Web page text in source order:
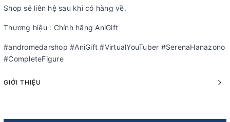
Shop sẽ liên hệ sau khi có hàng về.
Thương hiệu : Chính hãng AniGift
#andromedarshop #AniGift #VirtualYouTuber #SerenaHanazono
#CompleteFigure
GIỚI THIỆU